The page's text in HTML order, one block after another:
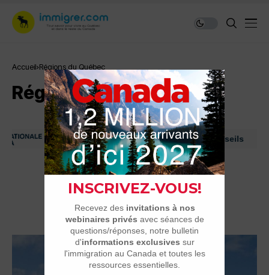
Accueil Régions du Québec
Régions du Québec
Immigrer au Canada: ressources et conseils